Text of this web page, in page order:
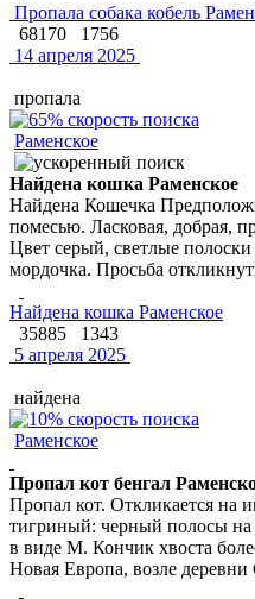
Пропала собака кобель
68170
1756
14 апреля 2025
пропала
Раменское
Найдена кошка Раменское
Найдена Кошечка
помесью. Ласковая, добрая,
Цвет серый, светлые полоски
мордочка. Просьба
Найдена кошка Раменское
35885
1343
5 апреля 2025
найдена
Раменское
Пропал кот бенгал
Пропал кот. Откликается на
тигриный: черный полосы на
в виде М. Кончик хвоста
Новая Европа, возле деревни